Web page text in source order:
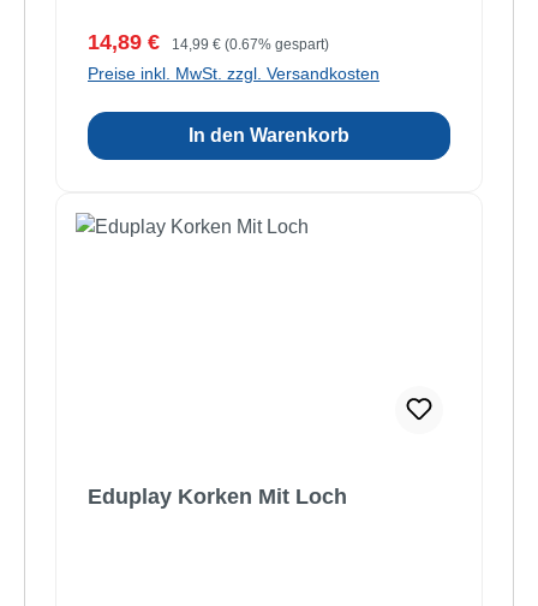
Verkaufspreis:
14,89 € Regulärer Preis:
14,99 € (0.67% gespart)
Preise inkl. MwSt. zzgl. Versandkosten
In den Warenkorb
Eduplay Korken Mit Loch